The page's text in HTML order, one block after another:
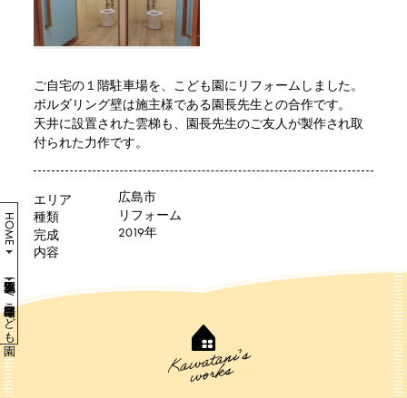
HOME
W様邸自宅兼こども園
ご自宅の１階駐車場を、こども園にリフォームしました。
ボルダリング壁は施主様である園長先生との合作です。
天井に設置された雲梯も、園長先生のご友人が製作され取
付られた力作です。
エリア
広島市
種類
リフォーム
完成
2019年
内容
Kawatani’s
works